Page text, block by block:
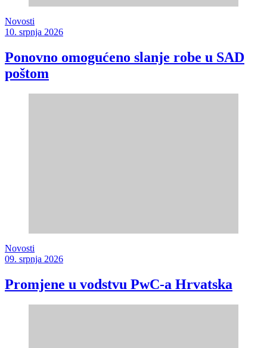
Novosti
10. srpnja 2026
Ponovno omogućeno slanje robe u SAD
poštom
Novosti
09. srpnja 2026
Promjene u vodstvu PwC-a Hrvatska